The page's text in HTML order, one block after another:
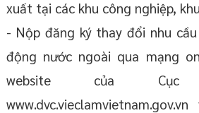
xuất tại các khu công nghiệp,
- Nộp đăng ký thay đổi nhu
động nước ngoài qua mạng
website của